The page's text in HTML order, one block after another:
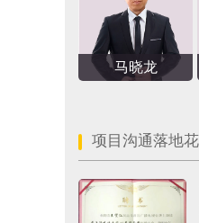
马晓龙
项目沟通落地